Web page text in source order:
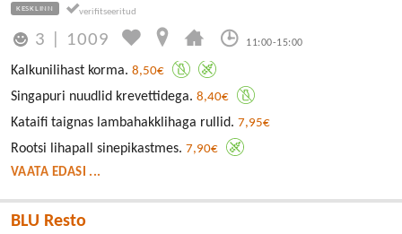
KESKLINN
3 1009 11:00-15:00
Kalkunilihast korma. 8,50€
Singapuri nuudlid krevettidega. 8,40€
Kataifi taignas lambahakklihaga rullid. 7,95€
Rootsi lihapall sinepikastmes. 7,90€
VAATA EDASI ...
BLU Resto